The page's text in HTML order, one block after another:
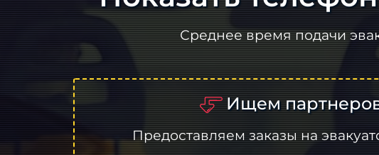
Среднее время подачи
Ищем
Предоставляем заказы на